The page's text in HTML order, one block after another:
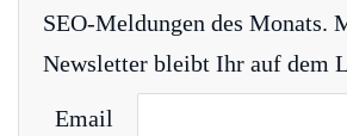
SEO-Meldungen des Monats.
Newsletter bleibt Ihr auf dem
Email